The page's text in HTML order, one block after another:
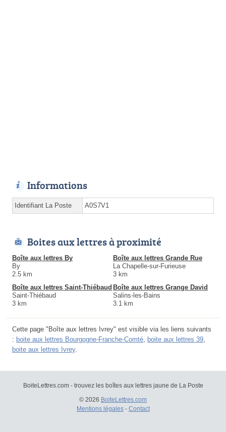
Informations
Identifiant La Poste A0S7V1
Boites aux lettres à proximité
Boîte aux lettres By
By
2.5 km
Boîte aux lettres Grande Rue
La Chapelle-sur-Furieuse
3 km
Boîte aux lettres Saint-Thiébaud
Saint-Thiébaud
3 km
Boîte aux lettres Grange David
Salins-les-Bains
3.1 km
Cette page "Boîte aux lettres Ivrey" est visible via les liens suivants
: boite aux lettres Bourgogne-Franche-Comté boite aux lettres 39
boite aux lettres Ivrey.
BoiteLettres.com - trouvez les boîtes aux lettres jaune de La Poste
© 2026 BoiteLettres.com
Mentions légales- Contact